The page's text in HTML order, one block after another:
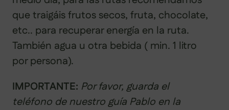
que traigáis frutos secos, fruta, chocolate,
etc.. para recuperar energía en la ruta.
También agua u otra bebida ( min. 1 litro
por persona).
IMPORTANTE: Por favor, guarda el
teléfono de nuestro guía Pablo en la